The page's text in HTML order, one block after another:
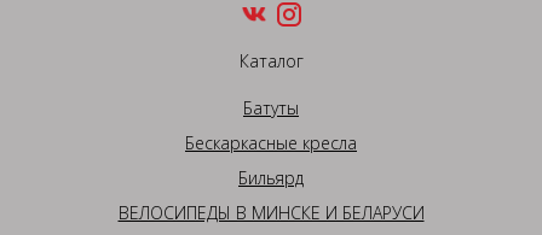
Каталог
Батуты
Бескаркасные кресла
Бильярд
ВЕЛОСИПЕДЫ В МИНСКЕ И БЕЛАРУСИ